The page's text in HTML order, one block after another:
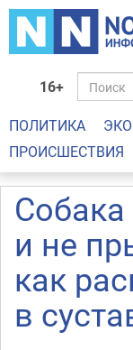
16+
ПОЛИТИКА
ПРОИСШЕСТВИЯ
Собака
и не
как
в